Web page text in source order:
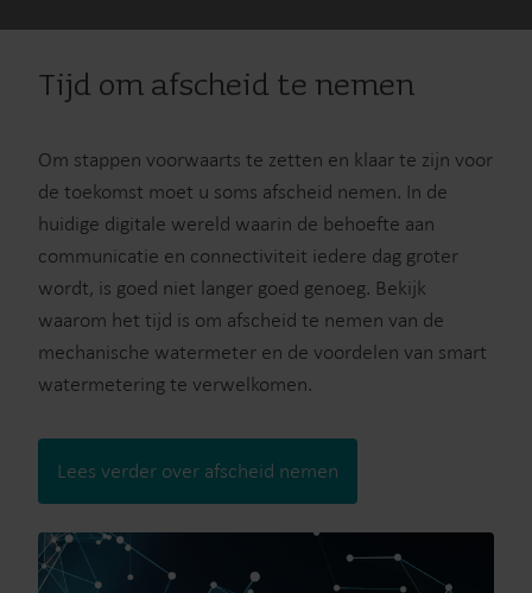
Tijd om afscheid te nemen
Om stappen voorwaarts te zetten en klaar te zijn voor
de toekomst moet u soms afscheid nemen. In de
huidige digitale wereld waarin de behoefte aan
communicatie en connectiviteit iedere dag groter
wordt, is goed niet langer goed genoeg. Bekijk
waarom het tijd is om afscheid te nemen van de
mechanische watermeter en de voordelen van smart
watermetering te verwelkomen.
Lees verder over afscheid nemen